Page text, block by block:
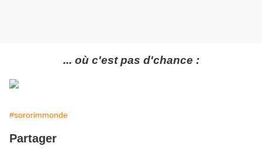
... où c'est pas d'chance :
#sororimmonde
Partager